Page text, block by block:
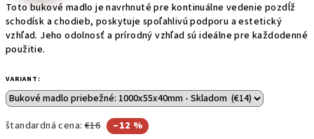
Toto bukové madlo je navrhnuté pre kontinuálne vedenie pozdĺž
schodísk a chodieb, poskytuje spoľahlivú podporu a estetický
vzhľad. Jeho odolnosť a prírodný vzhľad sú ideálne pre každodenné
použitie.
VARIANT:
štandardná cena: €16 –12 %